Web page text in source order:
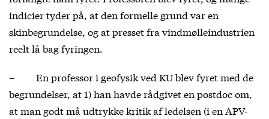
indicier tyder på, at den formelle grund var en
skinbegrundelse, og at presset fra vindmølleindustrien
reelt lå bag fyringen.
– En professor i geofysik ved KU blev fyret med de
begrundelser, at 1) han havde rådgivet en postdoc om,
at man godt må udtrykke kritik af ledelsen (i en APV-